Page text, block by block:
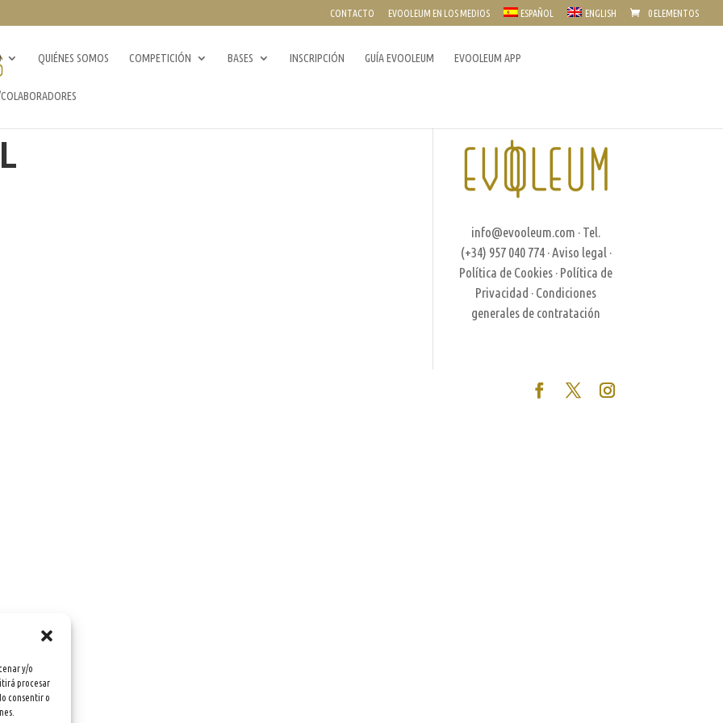
y/o
procesar
consentir o
CONTACTO EVOOLEUM EN LOS MEDIOS ESPAÑOL ENGLISH 0 ELEMENTOS
QUIÉNES SOMOS COMPETICIÓN BASES INSCRIPCIÓN GUÍA EVOOLEUM EVOOLEUM APP
info@evooleum.com · Tel.
(+34) 957 040 774 · Aviso legal ·
Política de Cookies · Política de
Privacidad · Condiciones
generales de contratación